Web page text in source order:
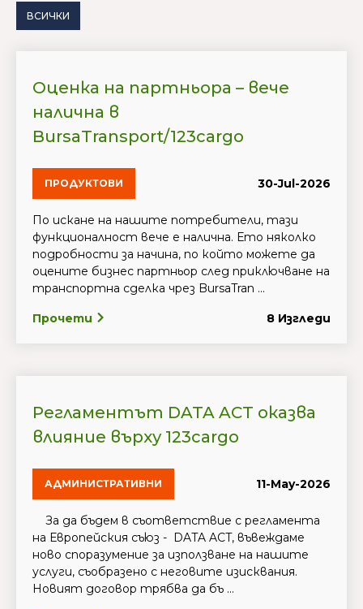
ВСИЧКИ
Оценка на партньора – вече
налична в
BursaTransport/123cargo
ПРОДУКТОВИ 30-Jul-2026
По искане на нашите потребители, тази
функционалност вече е налична. Ето няколко
подробности за начина, по който можете да
оцените бизнес партньор след приключване на
транспортна сделка чрез BursaTran ...
Прочети 8 Изгледи
Регламентът DATA ACT оказва
влияние върху 123cargo
АДМИНИСТРАТИВНИ 11-May-2026
За да бъдем в съответствие с регламента
на Европейския съюз - DATA ACT, въвеждаме
ново споразумение за използване на нашите
услуги, съобразено с неговите изисквания.
Новият договор трябва да бъ ...